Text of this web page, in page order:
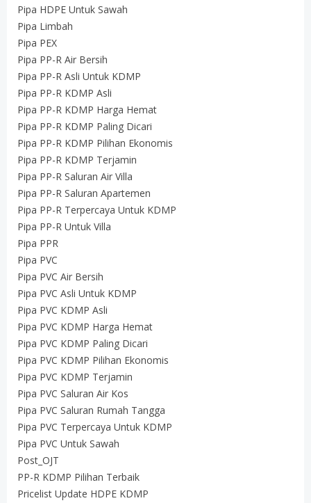
Pipa HDPE Untuk Sawah
Pipa Limbah
Pipa PEX
Pipa PP-R Air Bersih
Pipa PP-R Asli Untuk KDMP
Pipa PP-R KDMP Asli
Pipa PP-R KDMP Harga Hemat
Pipa PP-R KDMP Paling Dicari
Pipa PP-R KDMP Pilihan Ekonomis
Pipa PP-R KDMP Terjamin
Pipa PP-R Saluran Air Villa
Pipa PP-R Saluran Apartemen
Pipa PP-R Terpercaya Untuk KDMP
Pipa PP-R Untuk Villa
Pipa PPR
Pipa PVC
Pipa PVC Air Bersih
Pipa PVC Asli Untuk KDMP
Pipa PVC KDMP Asli
Pipa PVC KDMP Harga Hemat
Pipa PVC KDMP Paling Dicari
Pipa PVC KDMP Pilihan Ekonomis
Pipa PVC KDMP Terjamin
Pipa PVC Saluran Air Kos
Pipa PVC Saluran Rumah Tangga
Pipa PVC Terpercaya Untuk KDMP
Pipa PVC Untuk Sawah
Post_OJT
PP-R KDMP Pilihan Terbaik
Pricelist Update HDPE KDMP